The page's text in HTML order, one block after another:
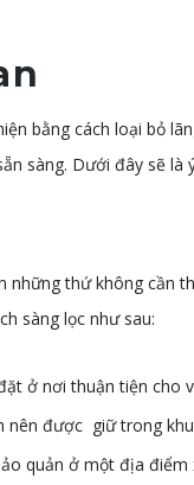
bằng cách loại bỏ
sàng. Dưới đây sẽ là
những thứ không cần
sàng lọc như sau:
ở nơi thuận tiện cho
được giữ trong
quản ở một địa điểm
xuất
Thực sự tôi
nghiệm t...